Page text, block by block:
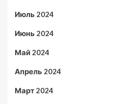
Июль 2024
Июнь 2024
Май 2024
Апрель 2024
Март 2024